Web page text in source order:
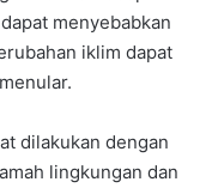
menyebabkan
iklim dapat
dilakukan dengan
lingkungan dan